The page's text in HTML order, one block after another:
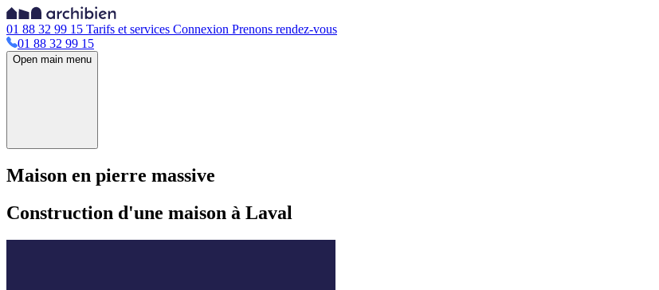
01 88 32 99 15 Tarifs et services Connexion Prenons rendez-vous
01 88 32 99 15
Open main menu
Maison en pierre massive
Construction d'une maison à Laval